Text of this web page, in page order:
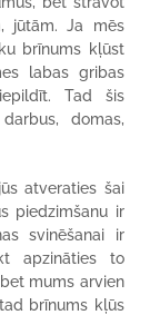
jūtām. Ja mēs
brīnums kļūst
labas gribas
Tad šis
domas,
atveraties šai
piedzimšanu ir
svinēšanai ir
apzināties to
mums arvien
brīnums kļūs